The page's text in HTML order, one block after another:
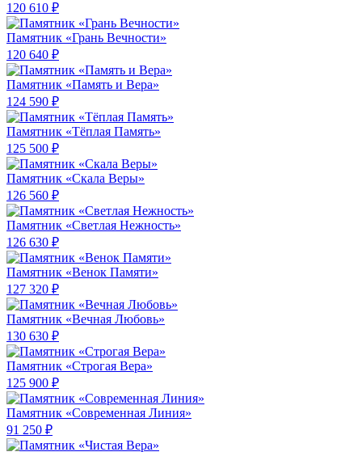
120 610 ₽
Памятник «Грань Вечности»
120 640 ₽
Памятник «Память и Вера»
124 590 ₽
Памятник «Тёплая Память»
125 500 ₽
Памятник «Скала Веры»
126 560 ₽
Памятник «Светлая Нежность»
126 630 ₽
Памятник «Венок Памяти»
127 320 ₽
Памятник «Вечная Любовь»
130 630 ₽
Памятник «Строгая Вера»
125 900 ₽
Памятник «Современная Линия»
91 250 ₽